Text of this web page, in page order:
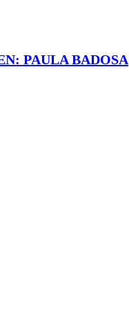
PAULA BADOSA